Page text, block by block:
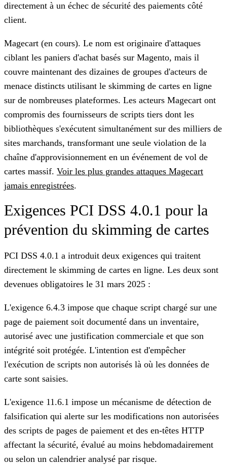
directement à un échec de sécurité des paiements côté
client.
Magecart (en cours). Le nom est originaire d'attaques
ciblant les paniers d'achat basés sur Magento, mais il
couvre maintenant des dizaines de groupes d'acteurs de
menace distincts utilisant le skimming de cartes en ligne
sur de nombreuses plateformes. Les acteurs Magecart ont
compromis des fournisseurs de scripts tiers dont les
bibliothèques s'exécutent simultanément sur des milliers de
sites marchands, transformant une seule violation de la
chaîne d'approvisionnement en un événement de vol de
cartes massif. Voir les plus grandes attaques Magecart
jamais enregistrées.
Exigences PCI DSS 4.0.1 pour la
prévention du skimming de cartes
PCI DSS 4.0.1 a introduit deux exigences qui traitent
directement le skimming de cartes en ligne. Les deux sont
devenues obligatoires le 31 mars 2025 :
L'exigence 6.4.3 impose que chaque script chargé sur une
page de paiement soit documenté dans un inventaire,
autorisé avec une justification commerciale et que son
intégrité soit protégée. L'intention est d'empêcher
l'exécution de scripts non autorisés là où les données de
carte sont saisies.
L'exigence 11.6.1 impose un mécanisme de détection de
falsification qui alerte sur les modifications non autorisées
des scripts de pages de paiement et des en-têtes HTTP
affectant la sécurité, évalué au moins hebdomadairement
ou selon un calendrier analysé par risque.